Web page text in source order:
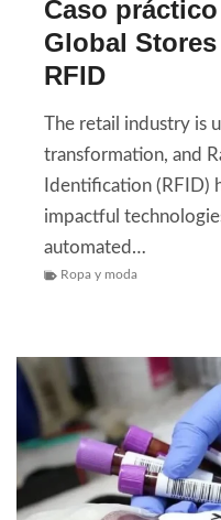
Caso
Global
RFID
The retail industry is
transformation, and
Identification (RFID)
impactful
automated…
Ropa y moda